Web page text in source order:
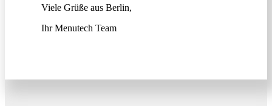
Viele Grüße aus Berlin,
Ihr Menutech Team